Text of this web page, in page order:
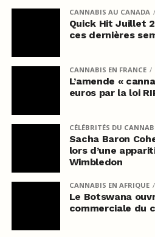
CANNABIS AU CANADA
Quick Hit Juillet
ces dernières
CANNABIS EN FRANCE
L’amende «
euros par la loi
CÉLÉBRITÉS DU
Sacha Baron
lors d’une
Wimbledon
CANNABIS EN AFRIQUE
Le Botswana
commerciale du